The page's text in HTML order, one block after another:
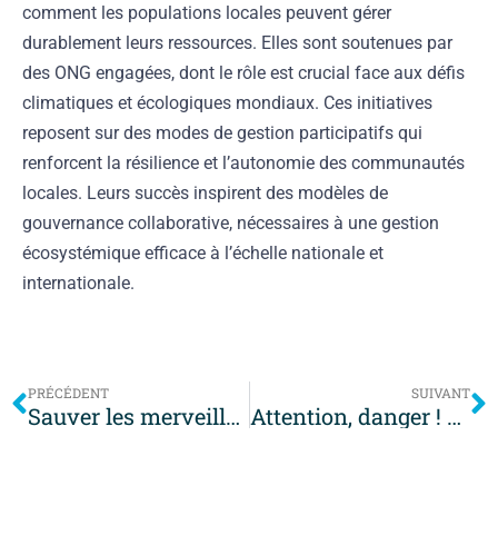
comment les populations locales peuvent gérer
durablement leurs ressources. Elles sont soutenues par
des ONG engagées, dont le rôle est crucial face aux défis
climatiques et écologiques mondiaux. Ces initiatives
reposent sur des modes de gestion participatifs qui
renforcent la résilience et l’autonomie des communautés
locales. Leurs succès inspirent des modèles de
gouvernance collaborative, nécessaires à une gestion
écosystémique efficace à l’échelle nationale et
internationale.
PRÉCÉDENT
Sauver les merveilles des océans : petit guide pour protéger les espèces marines
SUIVANT
Attention, danger ! Ces aliments courants sont toxiques pour votre chat